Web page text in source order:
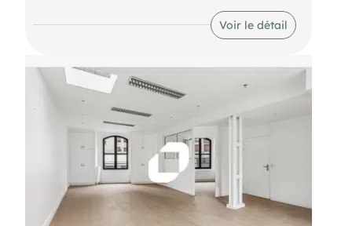
dispose de parkings, d'un gardien et d'espaces
verts.
Metro Saint Georges (12) Bus Châteaudun -
Saint-Georges (BUS-74, BUS-40)
Voir le détail